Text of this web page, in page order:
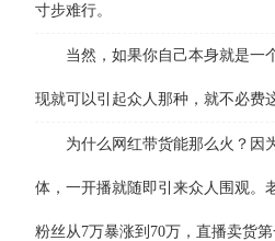
寸步难行。
当然，如果你自己本身就是一
现就可以引起众人那种，就不必费
为什么网红带货能那么火？因
体，一开播就随即引来众人围观。
粉丝从7万暴涨到70万，直播卖货